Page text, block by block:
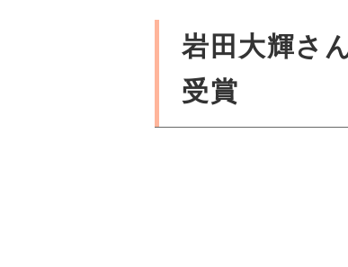
岩田大輝さ
受賞